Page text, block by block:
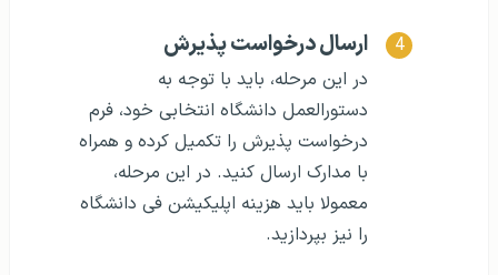
ارسال درخواست پذیرش
در این مرحله، باید با توجه به
دستورالعمل دانشگاه انتخابی خود، فرم
درخواست پذیرش را تکمیل کرده و همراه
با مدارک ارسال کنید. در این مرحله،
معمولا باید هزینه اپلیکیشن فی دانشگاه
را نیز بپردازید.